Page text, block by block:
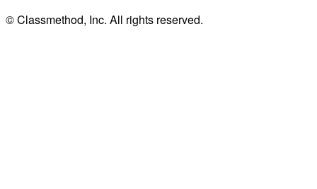
© Classmethod, Inc. All rights reserved.